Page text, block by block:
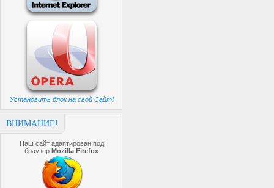
Установить блок на свой Сайт!
ВНИМАНИЕ!
Наш сайт адаптирован под
браузерMozilla Firefox